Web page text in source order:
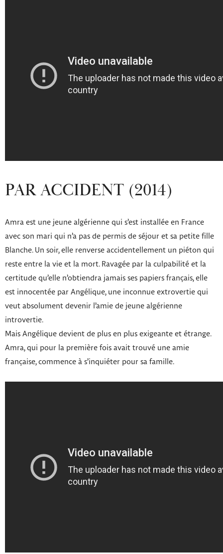
PAR ACCIDENT (2014)
Amra est une jeune algérienne qui s’est installée en France
avec son mari qui n’a pas de permis de séjour et sa petite fille
Blanche. Un soir, elle renverse accidentellement un piéton qui
reste entre la vie et la mort. Ravagée par la culpabilité et la
certitude qu’elle n’obtiendra jamais ses papiers français, elle
est innocentée par Angélique, une inconnue extrovertie qui
veut absolument devenir l’amie de jeune algérienne
introvertie.
Mais Angélique devient de plus en plus exigeante et étrange.
Amra, qui pour la première fois avait trouvé une amie
française, commence à s’inquiéter pour sa famille.